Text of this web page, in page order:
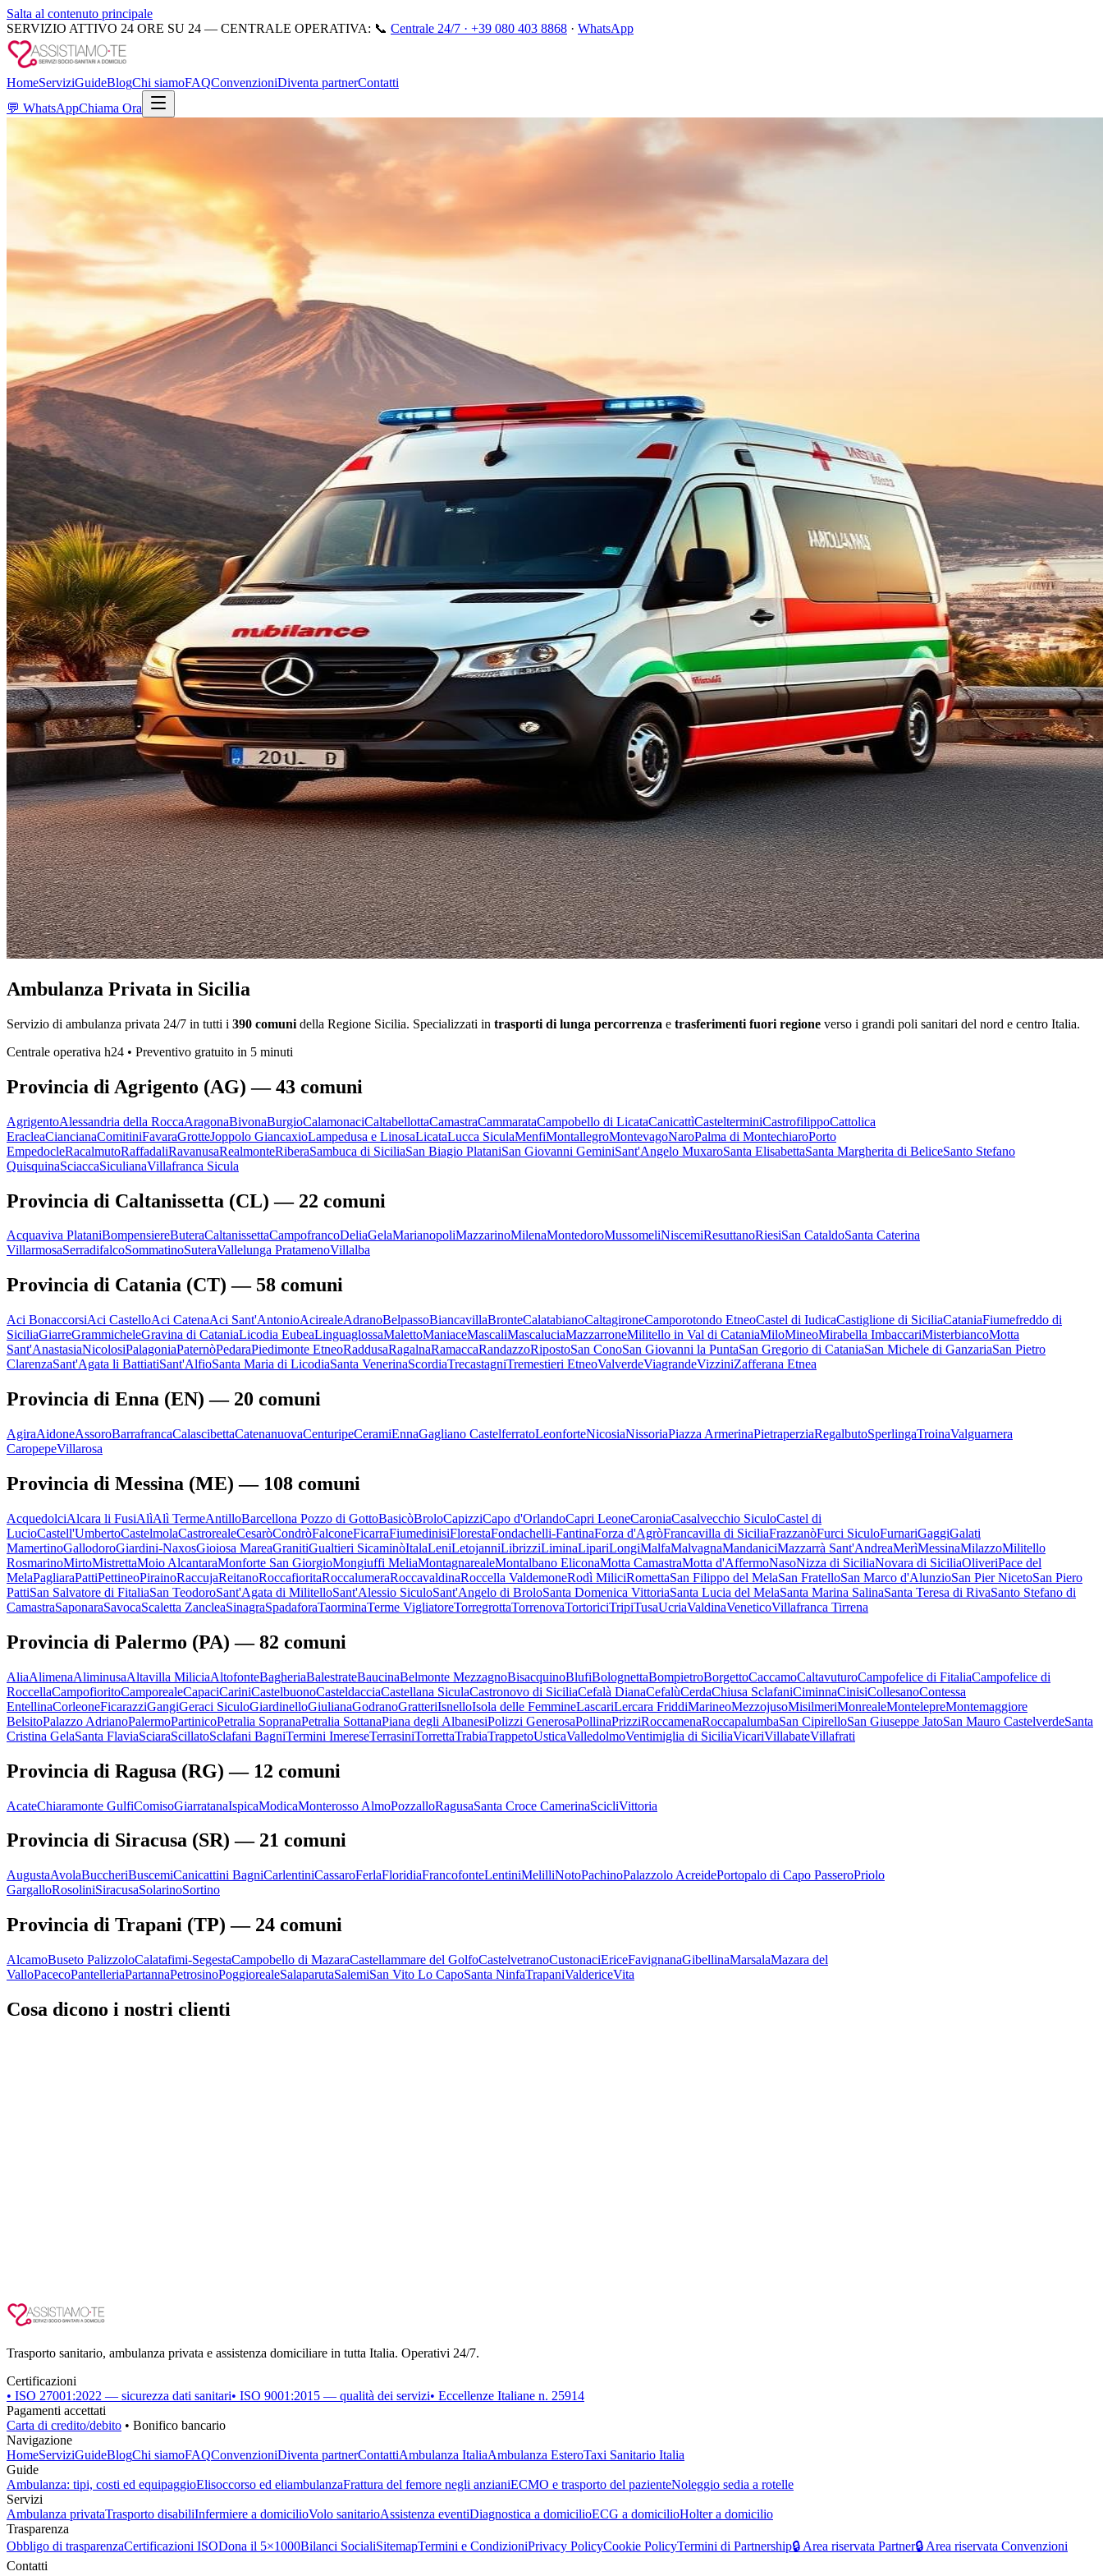
Salta al contenuto principale
SERVIZIO ATTIVO 24 ORE SU 24 — CENTRALE OPERATIVA: 📞 Centrale 24/7 · +39 080 403 8868 · WhatsApp
HomeServiziGuideBlogChi siamoFAQConvenzioniDiventa partnerContatti
💬 WhatsAppChiama Ora
Ambulanza Privata in Sicilia
Servizio di ambulanza privata 24/7 in tutti i 390 comuni della Regione Sicilia. Specializzati in trasporti di lunga percorrenza e trasferimenti fuori regione verso i grandi poli sanitari del nord e centro Italia.
Centrale operativa h24 • Preventivo gratuito in 5 minuti
Provincia di Agrigento (AG) —43 comuni
AgrigentoAlessandria della RoccaAragonaBivonaBurgioCalamonaciCaltabellottaCamastraCammarataCampobello di LicataCanicattìCastelterminiCastrofilippoCattolica
EracleaCiancianaComitiniFavaraGrotteJoppolo GiancaxioLampedusa e LinosaLicataLucca SiculaMenfiMontallegroMontevagoNaroPalma di MontechiaroPorto
EmpedocleRacalmutoRaffadaliRavanusaRealmonteRiberaSambuca di SiciliaSan Biagio PlataniSan Giovanni GeminiSant'Angelo MuxaroSanta ElisabettaSanta Margherita di BeliceSanto Stefano
QuisquinaSciaccaSiculianaVillafranca Sicula
Provincia di Caltanissetta (CL) — 22 comuni
Acquaviva PlataniBompensiereButeraCaltanissettaCampofrancoDeliaGelaMarianopoliMazzarinoMilenaMontedoroMussomeliNiscemiResuttanoRiesiSan CataldoSanta Caterina
VillarmosaSerradifalcoSommatinoSuteraVallelunga PratamenoVillalba
Provincia di Catania (CT) — 58 comuni
Aci BonaccorsiAci CastelloAci CatenaAci Sant'AntonioAcirealeAdranoBelpassoBiancavillaBronteCalatabianoCaltagironeCamporotondo EtneoCastel di IudicaCastiglione di SiciliaCataniaFiumefreddo di
SiciliaGiarreGrammicheleGravina di CataniaLicodia EubeaLinguaglossaMalettoManiaceMascaliMascaluciaMazzarroneMilitello in Val di CataniaMiloMineoMirabella ImbaccariMisterbiancoMotta
Sant'AnastasiaNicolosiPalagoniaPaternòPedaraPiedimonte EtneoRaddusaRagalnaRamaccaRandazzoRipostoSan ConoSan Giovanni la PuntaSan Gregorio di CataniaSan Michele di GanzariaSan Pietro
ClarenzaSant'Agata li BattiatiSant'AlfioSanta Maria di LicodiaSanta VenerinaScordiaTrecastagniTremestieri EtneoValverdeViagrandeVizziniZafferana Etnea
Provincia di Enna (EN) — 20 comuni
AgiraAidoneAssoroBarrafrancaCalascibettaCatenanuovaCenturipeCeramiEnnaGagliano CastelferratoLeonforteNicosiaNissoriaPiazza ArmerinaPietraperziaRegalbutoSperlingaTroinaValguarnera
CaropepeVillarosa
Provincia di Messina (ME) — 108 comuni
AcquedolciAlcara li FusiAlìAlì TermeAntilloBarcellona Pozzo di GottoBasicòBroloCapizziCapo d'OrlandoCapri LeoneCaroniaCasalvecchio SiculoCastel di
LucioCastell'UmbertoCastelmolaCastrorealeCesaròCondròFalconeFicarraFiumedinisiFlorestaFondachelli-FantinaForza d'AgròFrancavilla di SiciliaFrazzanòFurci SiculoFurnariGaggiGalati
MamertinoGallodoroGiardini-NaxosGioiosa MareaGranitiGualtieri SicaminòItalaLeniLetojanniLibrizziLiminaLipariLongiMalfaMalvagnaMandaniciMazzarrà Sant'AndreaMerìMessinaMilazzoMilitello
RosmarinoMirtoMistrettaMoio AlcantaraMonforte San GiorgioMongiuffi MeliaMontagnarealeMontalbano EliconaMotta CamastraMotta d'AffermoNasoNizza di SiciliaNovara di SiciliaOliveriPace del
MelaPagliaraPattiPettineoPirainoRaccujaReitanoRoccafioritaRoccalumeraRoccavaldinaRoccella ValdemoneRodì MiliciRomettaSan Filippo del MelaSan FratelloSan Marco d'AlunzioSan Pier NicetoSan Piero
PattiSan Salvatore di FitaliaSan TeodoroSant'Agata di MilitelloSant'Alessio SiculoSant'Angelo di BroloSanta Domenica VittoriaSanta Lucia del MelaSanta Marina SalinaSanta Teresa di RivaSanto Stefano di
CamastraSaponaraSavocaScaletta ZancleaSinagraSpadaforaTaorminaTerme VigliatoreTorregrottaTorrenovaTortoriciTripiTusaUcriaValdinaVeneticoVillafranca Tirrena
Provincia di Palermo (PA) —82 comuni
AliaAlimenaAliminusaAltavilla MiliciaAltofonteBagheriaBalestrateBaucinaBelmonte MezzagnoBisacquinoBlufiBolognettaBompietroBorgettoCaccamoCaltavuturoCampofelice di FitaliaCampofelice di
RoccellaCampofioritoCamporealeCapaciCariniCastelbuonoCasteldacciaCastellana SiculaCastronovo di SiciliaCefalà DianaCefalùCerdaChiusa SclafaniCiminnaCinisiCollesanoContessa
EntellinaCorleoneFicarazziGangiGeraci SiculoGiardinelloGiulianaGodranoGratteriIsnelloIsola delle FemmineLascariLercara FriddiMarineoMezzojusoMisilmeriMonrealeMontelepreMontemaggiore
BelsitoPalazzo AdrianoPalermoPartinicoPetralia SopranaPetralia SottanaPiana degli AlbanesiPolizzi GenerosaPollinaPrizziRoccamenaRoccapalumbaSan CipirelloSan Giuseppe JatoSan Mauro CastelverdeSanta
Cristina GelaSanta FlaviaSciaraScillatoSclafani BagniTermini ImereseTerrasiniTorrettaTrabiaTrappetoUsticaValledolmoVentimiglia di SiciliaVicariVillabateVillafrati
Provincia di Ragusa (RG) — 12 comuni
AcateChiaramonte GulfiComisoGiarratanaIspicaModicaMonterosso AlmoPozzalloRagusaSanta Croce CamerinaScicliVittoria
Provincia di Siracusa (SR) — 21 comuni
AugustaAvolaBuccheriBuscemiCanicattini BagniCarlentiniCassaroFerlaFloridiaFrancofonteLentiniMelilliNotoPachinoPalazzolo AcreidePortopalo di Capo PasseroPriolo
GargalloRosoliniSiracusaSolarinoSortino
Provincia di Trapani (TP) — 24 comuni
AlcamoBuseto PalizzoloCalatafimi-SegestaCampobello di MazaraCastellammare del GolfoCastelvetranoCustonaciEriceFavignanaGibellinaMarsalaMazara del
ValloPacecoPantelleriaPartannaPetrosinoPoggiorealeSalaparutaSalemiSan Vito Lo CapoSanta NinfaTrapaniValdericeVita
Cosa dicono i nostri clienti
Trasporto sanitario, ambulanza privata e assistenza domiciliare in tutta Italia. Operativi 24/7.
Certificazioni
• ISO 27001:2022 — sicurezza dati sanitari• ISO 9001:2015 — qualità dei servizi• Eccellenze Italiane n. 25914
Pagamenti accettati
Carta di credito/debito • Bonifico bancario
Navigazione
HomeServiziGuideBlogChi siamoFAQConvenzioniDiventa partnerContattiAmbulanza ItaliaAmbulanza EsteroTaxi Sanitario Italia
Guide
Ambulanza: tipi, costi ed equipaggioElisoccorso ed eliambulanzaFrattura del femore negli anzianiECMO e trasporto del pazienteNoleggio sedia a rotelle
Servizi
Ambulanza privataTrasporto disabiliInfermiere a domicilioVolo sanitarioAssistenza eventiDiagnostica a domicilioECG a domicilioHolter a domicilio
Trasparenza
Obbligo di trasparenzaCertificazioni ISODona il 5×1000Bilanci SocialiSitemapTermini e CondizioniPrivacy PolicyCookie PolicyTermini di Partnership🔒 Area riservata Partner🔒 Area riservata Convenzioni
Contatti